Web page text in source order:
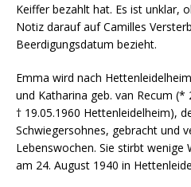
Keiffer bezahlt hat. Es ist unklar,
Notiz darauf auf Camilles
Beerdigungsdatum bezieht.
Emma wird nach
und Katharina geb. van Recum (*
† 19.05.1960 Hettenleidelheim),
Schwiegersohnes, gebracht und
Lebenswochen. Sie stirbt wenige
am 24. August 1940 in